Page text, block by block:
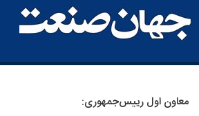
معاون اول رییس‌جمهوری: